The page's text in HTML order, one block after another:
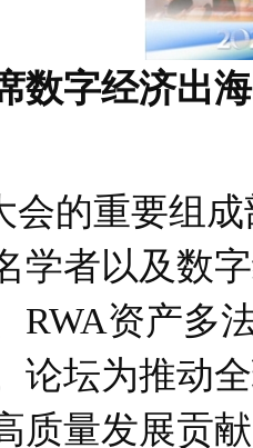
数字经济出
会的重要组
学者以及数
RWA资产多
论坛为推动
质量发展贡